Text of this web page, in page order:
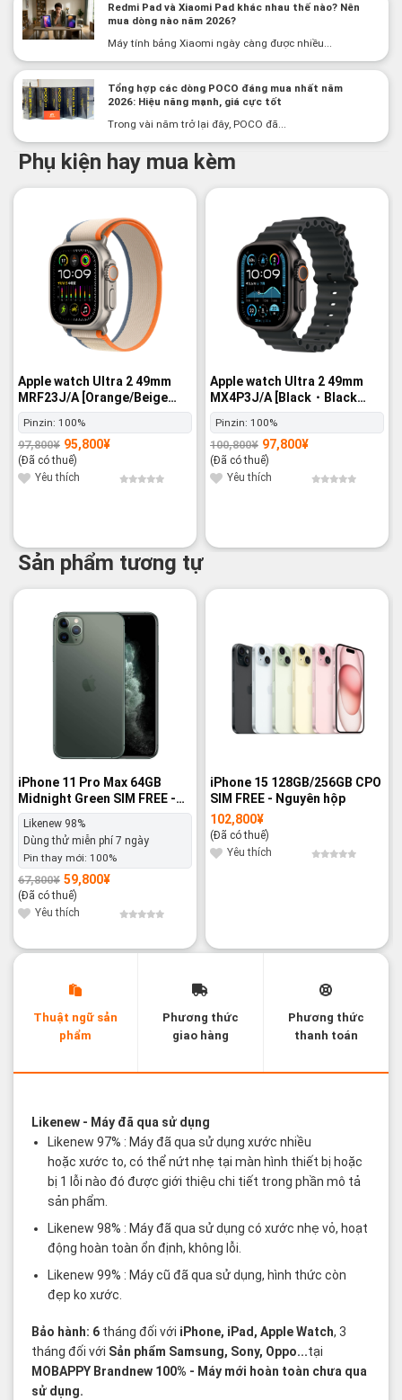
Redmi Pad và Xiaomi Pad khác nhau thế nào? Nên
mua dòng nào năm 2026?
Máy tính bảng Xiaomi ngày càng được nhiều...
Tổng hợp các dòng POCO đáng mua nhất năm
2026: Hiệu năng mạnh, giá cực tốt
Trong vài năm trở lại đây, POCO đã...
Phụ kiện hay mua kèm
Apple watch Ultra 2 49mm
MRF23J/A [Orange/Beige
Trail Loop M/L] GPS+Cellular
- Nguyên hộp
Pinzin: 100%
97,800¥
Giá
gốc
là:
97,800¥.
95,800¥
Giá
hiện
tại
là:
95,800¥.
(Đã có thuế)
Yêu thích
Apple watch Ultra 2 49mm
MX4P3J/A [Black・Black
Ocean Band] GPS+Cellular -
Nguyên hộp
Pinzin: 100%
100,800¥
Giá
gốc
là:
100,800¥.
97,800¥
Giá
hiện
tại
là:
97,800¥.
(Đã có thuế)
Yêu thích
Sản phẩm tương tự
-12%
iPhone 11 Pro Max 64GB
Midnight Green SIM FREE -
Likenew 98%
Likenew 98%
Dùng thử miễn phí 7 ngày
Pin thay mới: 100%
67,800¥
Giá
gốc
là:
67,800¥.
59,800¥
Giá
hiện
tại
là:
59,800¥.
(Đã có thuế)
Yêu thích
iPhone 15 128GB/256GB CPO
SIM FREE - Nguyên hộp
102,800¥
(Đã có thuế)
Yêu thích
Thuật ngữ sản
phẩm
Phương thức
giao hàng
Phương thức
thanh toán
Likenew- Máy đã qua sử dụng
Likenew 97% : Máy đã qua sử dụng xước nhiều
hoặc xước to, có thể nứt nhẹ tại màn hình thiết bị hoặc
bị 1 lỗi nào đó được giới thiệu chi tiết trong phần mô tả
sản phẩm.
Likenew 98% : Máy đã qua sử dụng có xước nhẹ vỏ, hoạt
động hoàn toàn ổn định, không lỗi.
Likenew 99% : Máy cũ đã qua sử dụng, hình thức còn
đẹp ko xước.
Bảo hành: 6 tháng đối với iPhone, iPad, Apple Watch, 3
tháng đối với Sản phẩm Samsung, Sony, Oppo...tại
MOBAPPY Brandnew 100% - Máy mới hoàn toàn chưa qua
sử dụng.